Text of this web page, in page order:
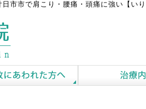
日市市で肩こり・腰痛・頭痛に強い【い